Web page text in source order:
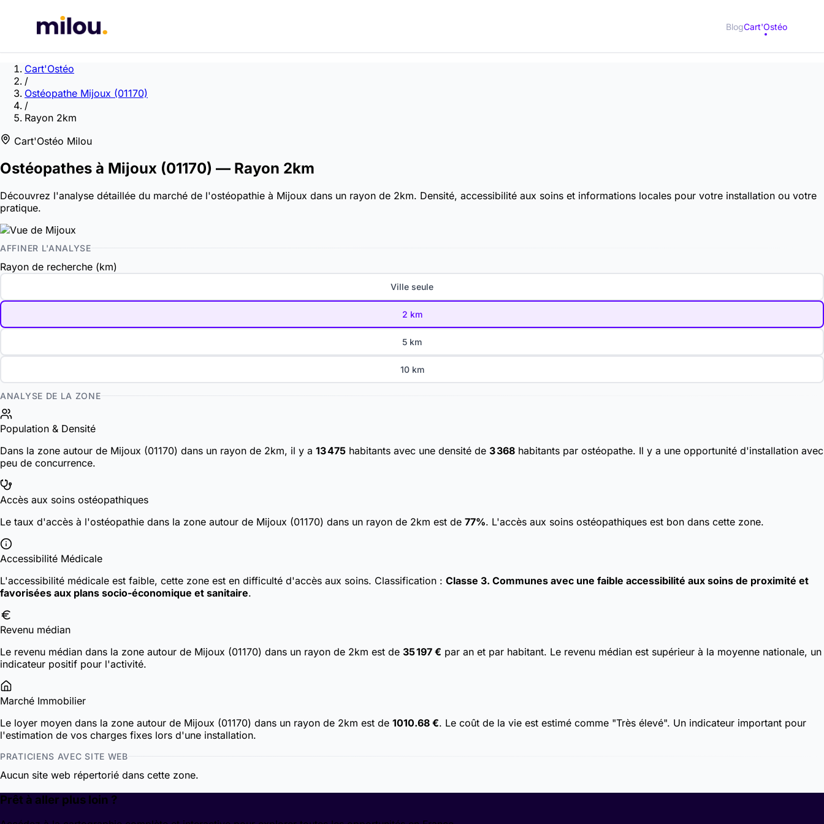
BlogCart'Ostéo
Cart'Ostéo
/
Ostéopathe Mijoux (01170)
/
Rayon 2km
Cart'Ostéo Milou
Ostéopathes à Mijoux (01170) — Rayon 2km
Découvrez l'analyse détaillée du marché de l'ostéopathie à Mijoux dans un rayon de 2km. Densité, accessibilité aux soins et informations locales pour votre installation ou votre
pratique.
AFFINER L'ANALYSE
Rayon de recherche (km)
Ville seule
2 km
5 km
10 km
ANALYSE DE LA ZONE
Population & Densité
Dans la zone autour de Mijoux (01170) dans un rayon de 2km, il y a 13 475 habitants avec une densité de 3 368 habitants par ostéopathe. Il y a une opportunité d'installation avec
peu de concurrence.
Accès aux soins ostéopathiques
Le taux d'accès à l'ostéopathie dans la zone autour de Mijoux (01170) dans un rayon de 2km est de 77%. L'accès aux soins ostéopathiques est bon dans cette zone.
Accessibilité Médicale
L'accessibilité médicale est faible, cette zone est en difficulté d'accès aux soins. Classification : Classe 3. Communes avec une faible accessibilité aux soins de proximité et
favorisées aux plans socio-économique et sanitaire.
Revenu médian
Le revenu médian dans la zone autour de Mijoux (01170) dans un rayon de 2km est de 35 197 € par an et par habitant. Le revenu médian est supérieur à la moyenne nationale, un
indicateur positif pour l'activité.
Marché Immobilier
Le loyer moyen dans la zone autour de Mijoux (01170) dans un rayon de 2km est de 1010.68 €. Le coût de la vie est estimé comme "Très élevé". Un indicateur important pour
l'estimation de vos charges fixes lors d'une installation.
PRATICIENS AVEC SITE WEB
Aucun site web répertorié dans cette zone.
Prêt à aller plus loin ?